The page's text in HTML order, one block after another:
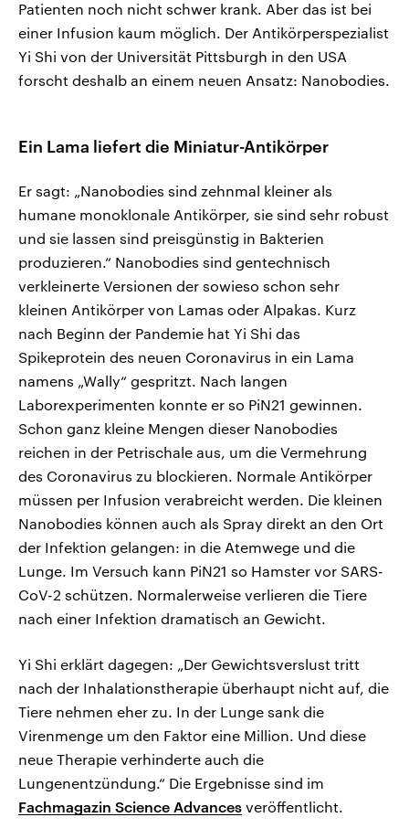
Patienten noch nicht schwer krank. Aber das ist bei
einer Infusion kaum möglich. Der Antikörperspezialist
Yi Shi von der Universität Pittsburgh in den USA
forscht deshalb an einem neuen Ansatz: Nanobodies.
Ein Lama liefert die Miniatur-Antikörper
Er sagt: „Nanobodies sind zehnmal kleiner als
humane monoklonale Antikörper, sie sind sehr robust
und sie lassen sind preisgünstig in Bakterien
produzieren.“ Nanobodies sind gentechnisch
verkleinerte Versionen der sowieso schon sehr
kleinen Antikörper von Lamas oder Alpakas. Kurz
nach Beginn der Pandemie hat Yi Shi das
Spikeprotein des neuen Coronavirus in ein Lama
namens „Wally“ gespritzt. Nach langen
Laborexperimenten konnte er so PiN21 gewinnen.
Schon ganz kleine Mengen dieser Nanobodies
reichen in der Petrischale aus, um die Vermehrung
des Coronavirus zu blockieren. Normale Antikörper
müssen per Infusion verabreicht werden. Die kleinen
Nanobodies können auch als Spray direkt an den Ort
der Infektion gelangen: in die Atemwege und die
Lunge. Im Versuch kann PiN21 so Hamster vor SARS-
CoV-2 schützen. Normalerweise verlieren die Tiere
nach einer Infektion dramatisch an Gewicht.
Yi Shi erklärt dagegen: „Der Gewichtsverslust tritt
nach der Inhalationstherapie überhaupt nicht auf, die
Tiere nehmen eher zu. In der Lunge sank die
Virenmenge um den Faktor eine Million. Und diese
neue Therapie verhinderte auch die
Lungenentzündung.“ Die Ergebnisse sind im
Fachmagazin Science Advances veröffentlicht.